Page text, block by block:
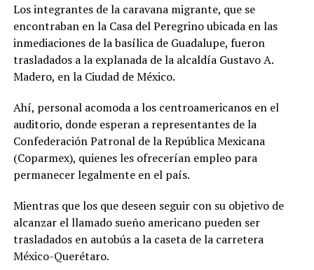
Los integrantes de la caravana migrante, que se
encontraban en la Casa del Peregrino ubicada en las
inmediaciones de la basílica de Guadalupe, fueron
trasladados a la explanada de la alcaldía Gustavo A.
Madero, en la Ciudad de México.
Ahí, personal acomoda a los centroamericanos en el
auditorio, donde esperan a representantes de la
Confederación Patronal de la República Mexicana
(Coparmex), quienes les ofrecerían empleo para
permanecer legalmente en el país.
Mientras que los que deseen seguir con su objetivo de
alcanzar el llamado sueño americano pueden ser
trasladados en autobús a la caseta de la carretera
México-Querétaro.